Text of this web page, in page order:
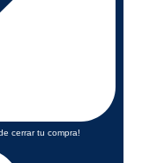
cerrar tu compra!